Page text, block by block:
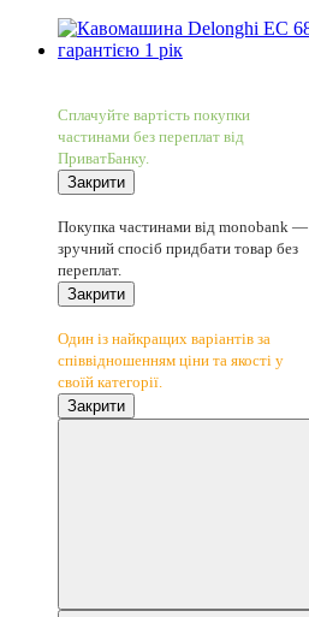
Сплачуйте вартість покупки
частинами без переплат від
ПриватБанку.
Закрити
Покупка частинами від monobank —
зручний спосіб придбати товар без
переплат.
Закрити
Один із найкращих варіантів за
співвідношенням ціни та якості у
своїй категорії.
Закрити